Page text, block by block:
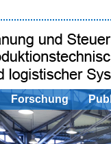
Forschung